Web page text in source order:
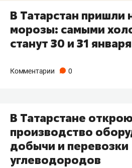
В Татарстан пришли
морозы: самыми
станут 30 и 31 января
Комментарии 0
В Татарстане
производство
добычи и перевозки
углеводородов